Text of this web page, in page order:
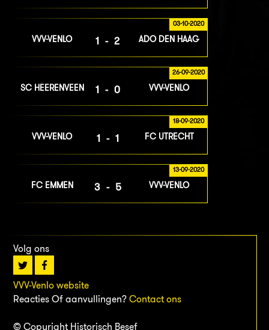
03-10-2020
VVV-VENLO 1-2 ADO DEN HAAG
26-09-2020
SC HEERENVEEN 1-0 VVV-VENLO
18-09-2020
VVV-VENLO 1-1 FC UTRECHT
13-09-2020
FC EMMEN 3-5 VVV-VENLO
Volg ons
VVV-Venlo website
Reacties Of aanvullingen? Contact ons
© Copyright Historisch Besef